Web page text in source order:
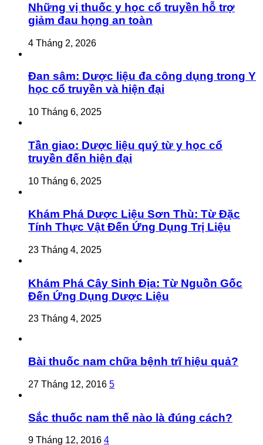
Những vị thuốc y học cổ truyền hỗ trợ
giảm đau họng an toàn
4 Tháng 2, 2026
Đan sâm: Dược liệu đa công dụng trong Y
học cổ truyền và hiện đại
10 Tháng 6, 2025
Tần giao: Dược liệu quý từ y học cổ
truyền đến hiện đại
10 Tháng 6, 2025
Khám Phá Dược Liệu Sơn Thù: Từ Đặc
Tính Thực Vật Đến Ứng Dụng Trị Liệu
23 Tháng 4, 2025
Khám Phá Cây Sinh Địa: Từ Nguồn Gốc
Đến Ứng Dụng Dược Liệu
23 Tháng 4, 2025
Bài thuốc nam chữa bệnh trĩ hiệu quả?
27 Tháng 12, 2016 5
Sắc thuốc nam thế nào là đúng cách?
9 Tháng 12, 2016 4